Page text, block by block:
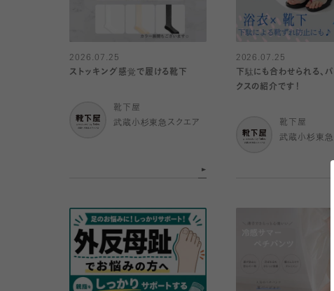
2026.07.25
ストッキング感覚で履ける靴下
靴下屋
武蔵小杉東急スクエア
2026.07.25
下駄にも合わせられる、
クスの紹介です！
靴下屋
武蔵小杉東急